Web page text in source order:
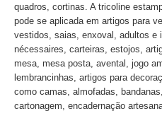
quadros, cortinas. A tricoline
pode se aplicada em artigos para
vestidos, saias, enxoval, adultos e
nécessaires, carteiras, estojos,
mesa, mesa posta, avental, jogo
lembrancinhas, artigos para
como camas, almofadas,
cartonagem, encadernação